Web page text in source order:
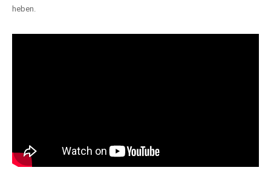
heben.